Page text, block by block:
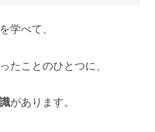
学べて、
たことのひとつに、
があります。